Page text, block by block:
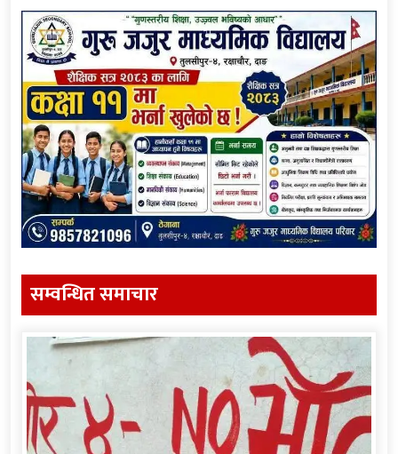
सम्वन्धित समाचार